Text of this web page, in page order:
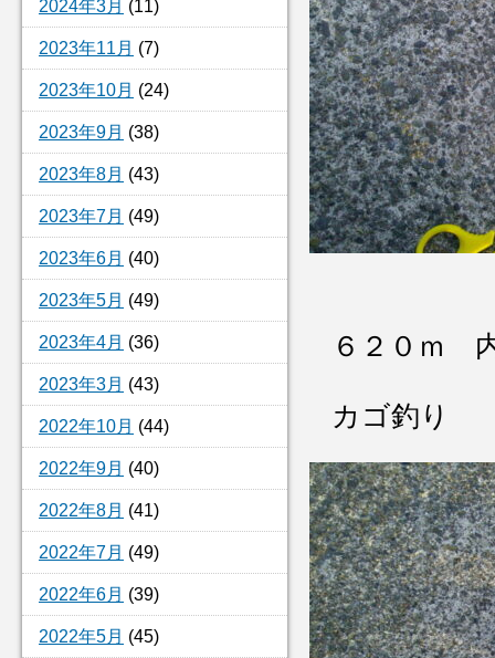
2024年3月 (11)
2023年11月 (7)
2023年10月 (24)
2023年9月 (38)
2023年8月 (43)
2023年7月 (49)
2023年6月 (40)
2023年5月 (49)
2023年4月 (36)
2023年3月 (43)
2022年10月 (44)
2022年9月 (40)
2022年8月 (41)
2022年7月 (49)
2022年6月 (39)
2022年5月 (45)
６２０ｍ
カゴ釣り